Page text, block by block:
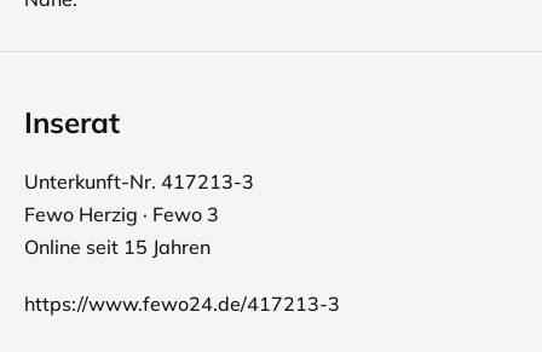
Inserat
Unterkunft-Nr. 417213-3
Fewo Herzig · Fewo 3
Online seit 15 Jahren
https://www.fewo24.de/417213-3